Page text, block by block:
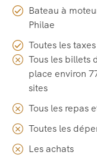
Bateau à
Philae
Toutes les
Tous les billets
place environ
sites
Tous les repas
Toutes les
Les achats